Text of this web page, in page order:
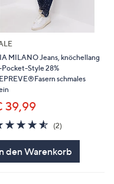
MILANO Jeans, knöchellang
Style 28%
schmales
39,99
4.5
von
(2)2
den Warenkorb